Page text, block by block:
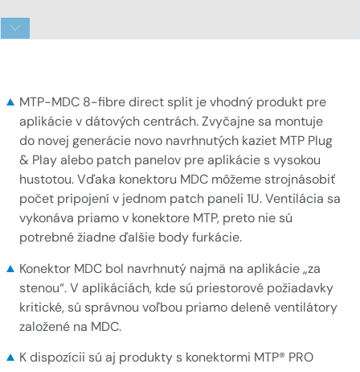
MTP-MDC 8-fibre direct split je vhodný produkt pre
aplikácie v dátových centrách. Zvyčajne sa montuje
do novej generácie novo navrhnutých kaziet MTP Plug
& Play alebo patch panelov pre aplikácie s vysokou
hustotou. Vďaka konektoru MDC môžeme strojnásobiť
počet pripojení v jednom patch paneli 1U. Ventilácia sa
vykonáva priamo v konektore MTP, preto nie sú
potrebné žiadne ďalšie body furkácie.
Konektor MDC bol navrhnutý najmä na aplikácie „za
stenou“. V aplikáciách, kde sú priestorové požiadavky
kritické, sú správnou voľbou priamo delené ventilátory
založené na MDC.
K dispozícii sú aj produkty s konektormi MTP® PRO